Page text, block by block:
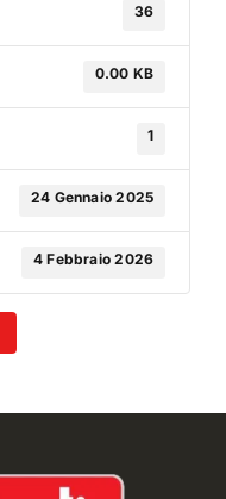
36
0.00 KB
1
24 Gennaio 2025
4 Febbraio 2026